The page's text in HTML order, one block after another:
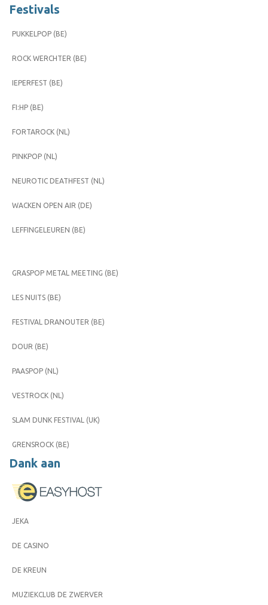
Festivals
PUKKELPOP (BE)
ROCK WERCHTER (BE)
IEPERFEST (BE)
FI:HP (BE)
FORTAROCK (NL)
PINKPOP (NL)
NEUROTIC DEATHFEST (NL)
WACKEN OPEN AIR (DE)
LEFFINGELEUREN (BE)
GRASPOP METAL MEETING (BE)
LES NUITS (BE)
FESTIVAL DRANOUTER (BE)
DOUR (BE)
PAASPOP (NL)
VESTROCK (NL)
SLAM DUNK FESTIVAL (UK)
GRENSROCK (BE)
Dank aan
JEKA
DE CASINO
DE KREUN
MUZIEKCLUB DE ZWERVER